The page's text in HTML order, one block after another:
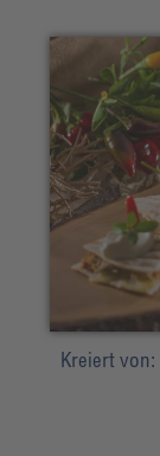
Kreiert von: